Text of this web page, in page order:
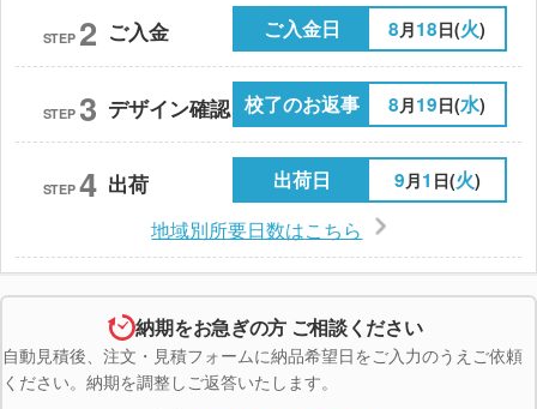
STEP 2 ご入金 ご入金日 8月18日(火)
STEP 3 デザイン確認 校了のお返事 8月19日(水)
STEP 4 出荷 出荷日 9月1 日(火)
地域別所要日数はこちら
納期をお急ぎの方 ご相談ください
自動見積後、注文・見積フォームに納品希望日をご入力のうえご依頼
ください。納期を調整しご返答いたします。